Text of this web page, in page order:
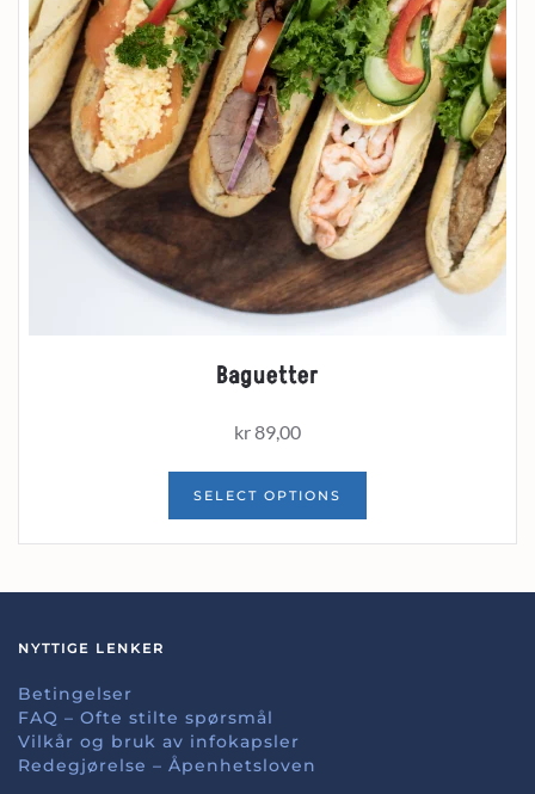
Baguetter
kr89,00
SELECT OPTIONS
NYTTIGE LENKER
Betingelser
FAQ – Ofte stilte spørsmål
Vilkår og bruk av infokapsler
Redegjørelse – Åpenhetsloven